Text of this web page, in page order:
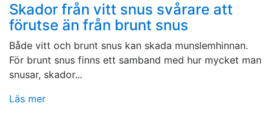
Skador från vitt snus svårare att
förutse än från brunt snus
Både vitt och brunt snus kan skada munslemhinnan.
För brunt snus finns ett samband med hur mycket man
snusar, skador...
Läs mer